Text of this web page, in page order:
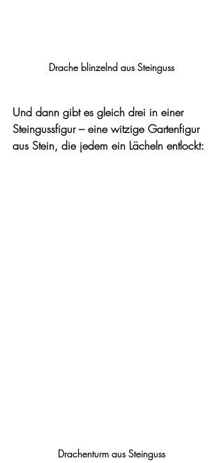
Drache blinzelnd aus Steinguss
Und dann gibt es gleich drei in einer
Steingussfigur – eine witzige Gartenfigur
aus Stein, die jedem ein Lächeln entlockt:
Drachenturm aus Steinguss